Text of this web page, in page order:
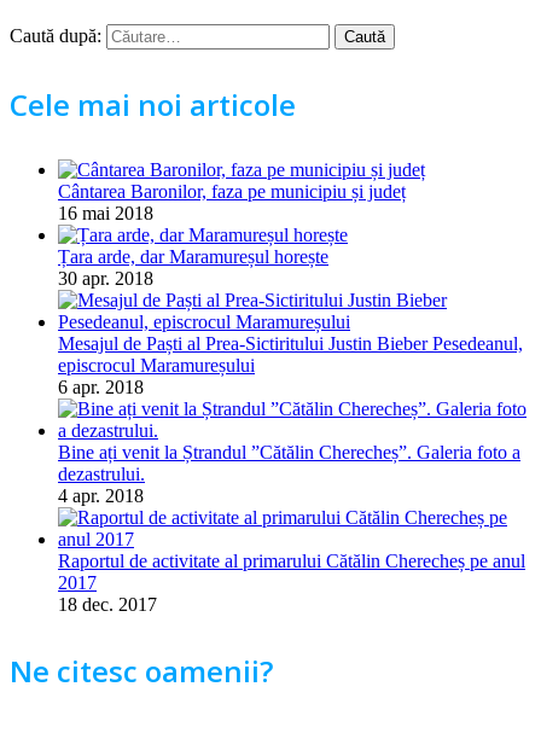
Caută după:
Cele mai noi articole
Cântarea Baronilor, faza pe municipiu și județ
16 mai 2018
Țara arde, dar Maramureșul horește
30 apr. 2018
Mesajul de Paști al Prea-Sictiritului Justin Bieber Pesedeanul,
episcrocul Maramureșului
6 apr. 2018
Bine ați venit la Ștrandul ”Cătălin Cherecheș”. Galeria foto a
dezastrului.
4 apr. 2018
Raportul de activitate al primarului Cătălin Cherecheș pe anul
2017
18 dec. 2017
Ne citesc oamenii?